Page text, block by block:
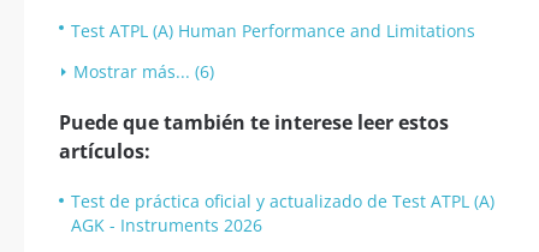
Test ATPL (A) Human Performance and Limitations
Mostrar más... (6)
Puede que también te interese leer estos
artículos:
Test de práctica oficial y actualizado de Test ATPL (A)
AGK - Instruments 2026